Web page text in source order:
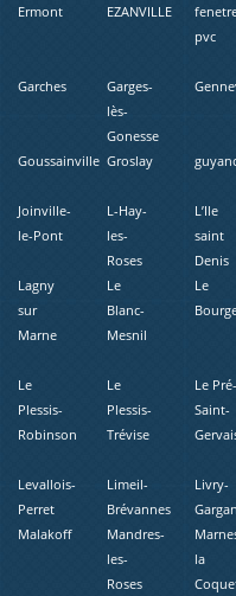
Ermont
EZANVILLE
pvc
Garches
Garges-
lès-
Gonesse
Goussainville Groslay
Joinville-
le-Pont
L-Hay-
les-
Roses
L’Ile
saint
Denis
Lagny
sur
Marne
Le
Blanc-
Mesnil
Le
Le
Plessis-
Robinson
Le
Plessis-
Trévise
Le Pré-
Saint-
Levallois-
Perret
Limeil-
Brévannes
Livry-
Gargan
Malakoff
Mandres-
les-
Roses
la